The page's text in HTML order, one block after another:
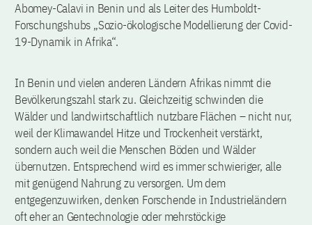
Abomey-Calavi in Benin und als Leiter des Humboldt-
Forschungshubs „Sozio-ökologische Modellierung der Covid-
19-Dynamik in Afrika“.
In Benin und vielen anderen Ländern Afrikas nimmt die
Bevölkerungszahl stark zu. Gleichzeitig schwinden die
Wälder und landwirtschaftlich nutzbare Flächen – nicht nur,
weil der Klimawandel Hitze und Trockenheit verstärkt,
sondern auch weil die Menschen Böden und Wälder
übernutzen. Entsprechend wird es immer schwieriger, alle
mit genügend Nahrung zu versorgen. Um dem
entgegenzuwirken, denken Forschende in Industrieländern
oft eher an Gentechnologie oder mehrstöckige